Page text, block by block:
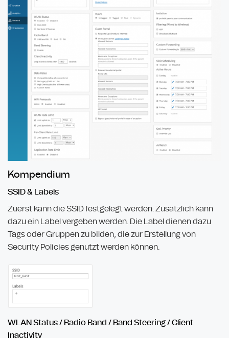
Kompendium
SSID & Labels
Zuerst kann die SSID festgelegt werden. Zusätzlich kann
dazu ein Label vergeben werden. Die Label dienen dazu
Tags oder Gruppen zu bilden, die zur Erstellung von
Security Policies genutzt werden können.
WLAN Status / Radio Band / Band Steering / Client
Inactivity